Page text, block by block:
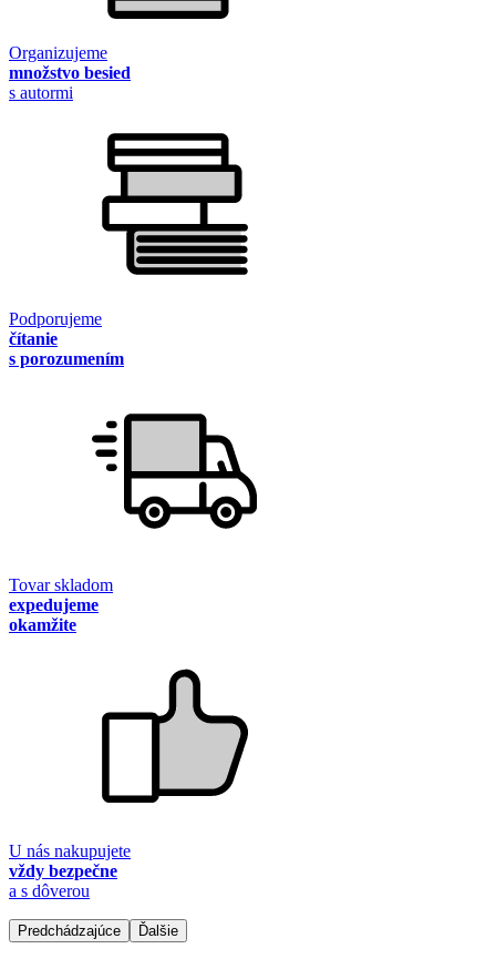
Organizujeme
množstvo besied
s autormi
Podporujeme
čítanie
s porozumením
Tovar skladom
expedujeme
okamžite
U nás nakupujete
vždy bezpečne
a s dôverou
Predchádzajúce Ďalšie